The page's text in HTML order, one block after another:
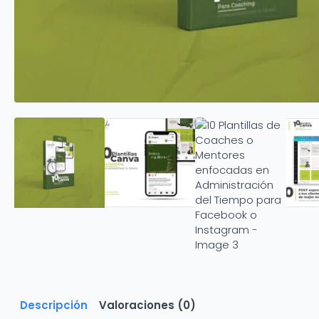
Descripción Valoraciones (0)